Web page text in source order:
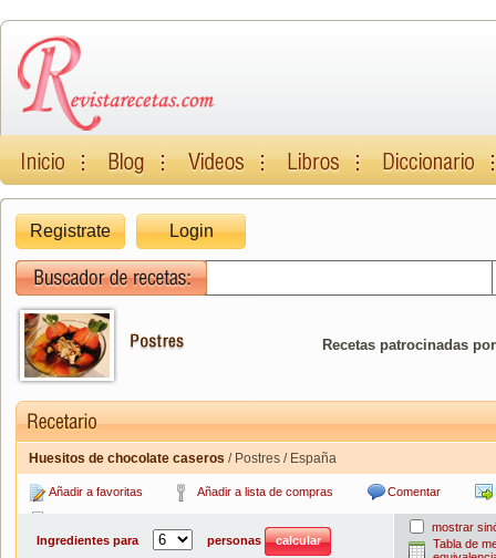
Registrate Login
Recetas patrocinadas
Huesitos de chocolate caseros / Postres / España
Añadir a favoritas Añadir a lista de compras Comentar
Ingredientes para
personas
mostrar
Tabla de